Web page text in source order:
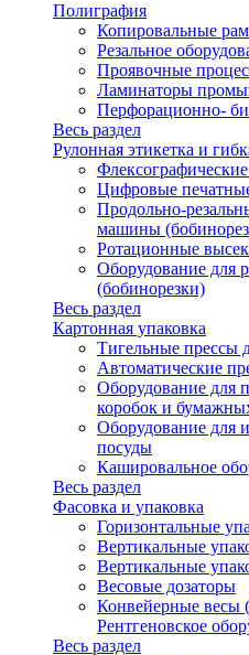
Полиграфия
Копировальные
Резальное
Проявочные
Ламинаторы
Перфорационно-
Весь раздел
Рулонная этикетка и
Цифровые
Продольно-
машины
Ротационные
Оборудование для
(бобинорезки)
Весь раздел
Картонная упаковка
Тигельные прессы
Автоматические
Оборудование для
коробок и
Оборудование для
посуды
Кашировальное
Весь раздел
Фасовка и упаковка
Горизонтальные
Вертикальные
Вертикальные
Весовые дозаторы
Конвейерные весы
Рентгеновское
Весь раздел